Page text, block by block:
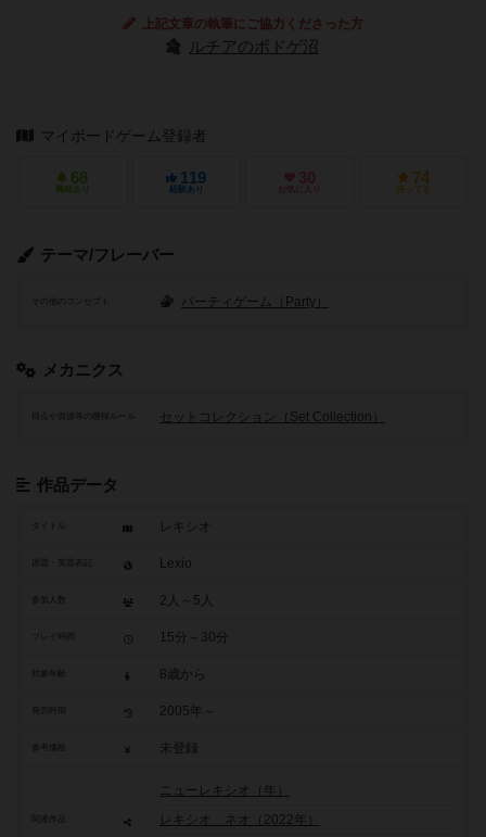
上記文章の執筆にご協力くださった方
ルチアのボドゲ沼
マイボードゲーム登録者
68
興味あり
119
経験あり
30
お気に入り
74
持ってる
テーマ/フレーバー
その他のコンセプト パーティゲーム（Party）
メカニクス
セットコレクション（Set Collection）
作品データ
タイトル レキシオ
Lexio
参加人数 2人～5人
15分～30分
8歳から
2005年～
参考価格 未登録
関連作品
ニューレキシオ（年）
レキシオ ネオ（2022年）